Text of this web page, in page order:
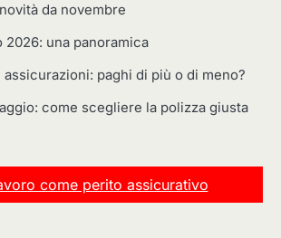
da novembre
2026: una panoramica
paghi di più o di meno?
come scegliere la polizza giusta
come perito assicurativo